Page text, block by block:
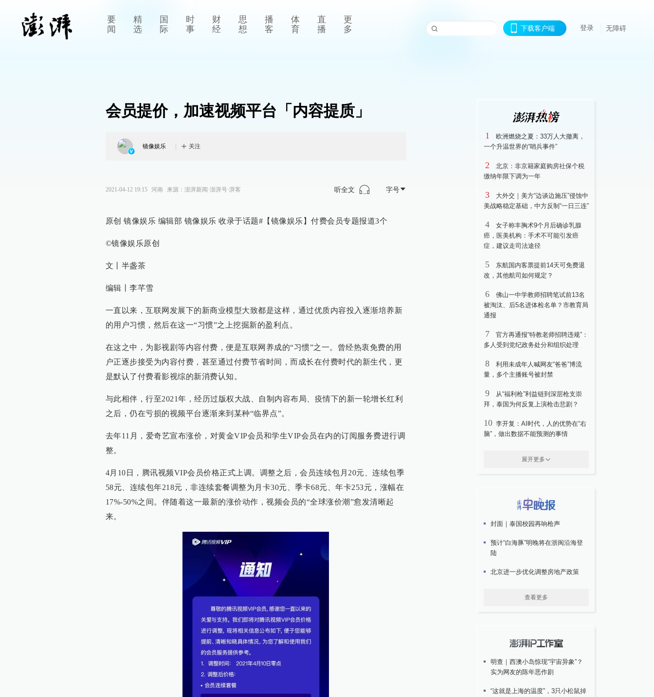
要
闻
精
选
国
际
时
事
财
经
思
想
播
客
体
育
直
播
更
多
下载客户端 登录 无障碍
会员提价，加速视频平台「内容提质」
镜像娱乐 关注
2021-04-12 19:15 河南 来源： 澎湃新闻·澎湃号·湃客 听全文 字号
原创 镜像娱乐 编辑部 镜像娱乐 收录于话题#【镜像娱乐】付费会员专题报道3个
©镜像娱乐原创
文丨半盏茶
编辑丨李芊雪
一直以来，互联网发展下的新商业模型大致都是这样，通过优质内容投入逐渐培养新
的用户习惯，然后在这一“习惯”之上挖掘新的盈利点。
在这之中，为影视剧等内容付费，便是互联网养成的“习惯”之一。曾经热衷免费的用
户正逐步接受为内容付费，甚至通过付费节省时间，而成长在付费时代的新生代，更
是默认了付费看影视综的新消费认知。
与此相伴，行至2021年，经历过版权大战、自制内容布局、疫情下的新一轮增长红利
之后，仍在亏损的视频平台逐渐来到某种“临界点”。
去年11月，爱奇艺宣布涨价，对黄金VIP会员和学生VIP会员在内的订阅服务费进行调
整。
4月10日，腾讯视频VIP会员价格正式上调。调整之后，会员连续包月20元、连续包季
58元、连续包年218元，非连续套餐调整为月卡30元、季卡68元、年卡253元，涨幅在
17%-50%之间。伴随着这一最新的涨价动作，视频会员的“全球涨价潮”愈发清晰起
来。
1
欧洲燃烧之夏：33万人大撤离，
一个升温世界的“哨兵事件”
2
北京：非京籍家庭购房社保个税
缴纳年限下调为一年
3
大外交｜美方“边谈边施压”侵蚀中
美战略稳定基础，中方反制“一日三连”
4
女子称丰胸术9个月后确诊乳腺
癌，医美机构：手术不可能引发癌
症，建议走司法途径
5
东航国内客票提前14天可免费退
改，其他航司如何规定？
6
佛山一中学教师招聘笔试前13名
被淘汰、后5名进体检名单？市教育局
通报
7
官方再通报“特教老师招聘违规”：
多人受到党纪政务处分和组织处理
8
利用未成年人喊网友“爸爸”博流
量，多个主播账号被封禁
9
从“福利枪”利益链到深层枪支崇
拜，泰国为何反复上演枪击悲剧？
10 李开复：AI时代，人的优势在“右
脑”，做出数据不能预测的事情
展开更多
封面｜泰国校园再响枪声
预计“白海豚”明晚将在浙闽沿海登
陆
北京进一步优化调整房地产政策
查看更多
明查｜西澳小岛惊现“宇宙异象”？
实为网友的陈年恶作剧
“这就是上海的温度”，3只小松鼠掉